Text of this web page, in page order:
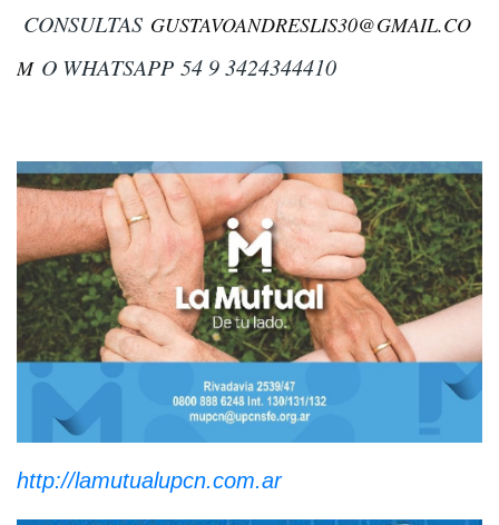
CONSULTAS GUSTAVOANDRESLIS30@GMAIL.CO
MO WHATSAPP 54 9 3424344410
http://lamutualupcn.com.ar